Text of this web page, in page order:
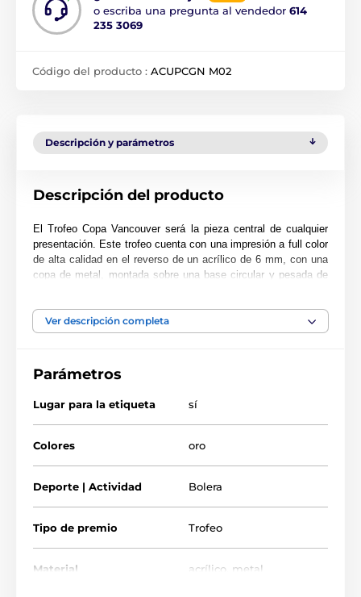
o escriba una pregunta al vendedor 614
235 3069
Código del producto : ACUPCGN M02
Descripción y parámetros
Descripción del producto
El Trofeo Copa Vancouver será la pieza central de cualquier
presentación. Este trofeo cuenta con una impresión a full color
de alta calidad en el reverso de un acrílico de 6 mm, con una
copa de metal, montada sobre una base circular y pesada de
El trofeo está disponible en tres excelentes tamaños. Además,
el premio incluye una placa adhesiva grabada GRATIS con el
Ver descripción completa
Parámetros
Lugar para la etiqueta sí
Colores oro
Deporte | Actividad Bolera
Tipo de premio Trofeo
Material acrílico metal